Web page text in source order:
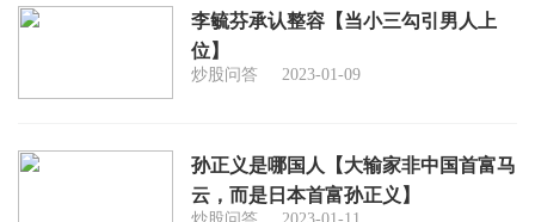
李毓芬承认整容【当小三勾引男人上
位】
炒股问答 2023-01-09
孙正义是哪国人【大输家非中国首富马
云，而是日本首富孙正义】